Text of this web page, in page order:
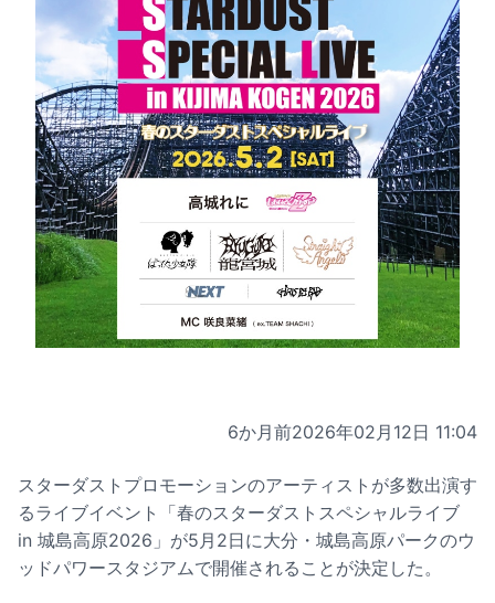
6か月前2026年02月12日 11:04
スターダストプロモーションのアーティストが多数出演す
るライブイベント「春のスターダストスペシャルライブ
in 城島高原2026」が5月2日に大分・城島高原パークのウ
ッドパワースタジアムで開催されることが決定した。